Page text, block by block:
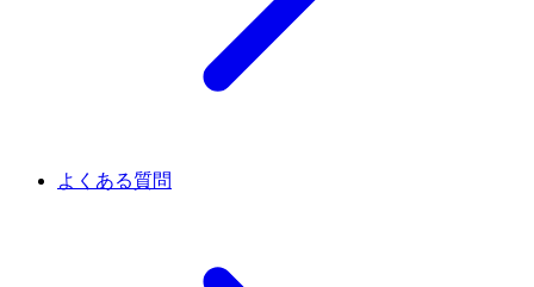
よくある質問